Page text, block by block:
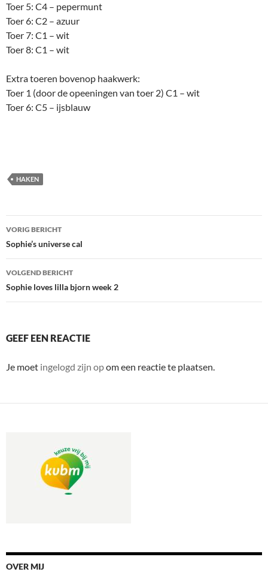
Toer 5: C4 – pepermunt
Toer 6: C2 – azuur
Toer 7: C1 – wit
Toer 8: C1 – wit
Extra toeren bovenop haakwerk:
Toer 1 (door de opeeningen van toer 2) C1 – wit
Toer 6: C5 – ijsblauw
HAKEN
Bericht
navigatie
VORIG BERICHT
Sophie’s universe cal
VOLGEND BERICHT
Sophie loves lilla bjorn week 2
GEEF EEN REACTIE
Je moet ingelogd zijn opom een reactie te plaatsen.
OVER MIJ